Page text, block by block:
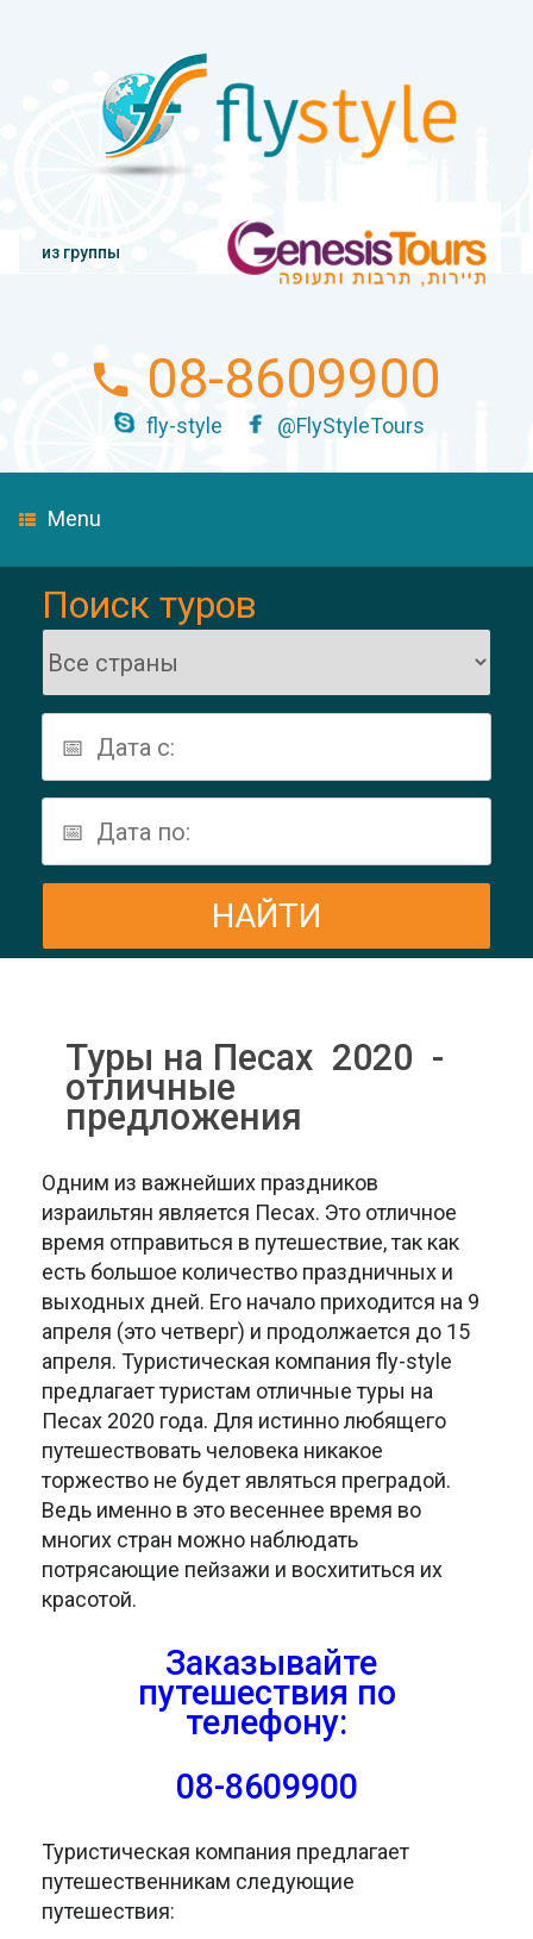
из группы
08-8609900
fly-style @FlyStyleTours
Menu
Поиск туров
Туры на Песах 2020 -
отличные
предложения
Одним из важнейших праздников
израильтян является Песах. Это отличное
время отправиться в путешествие, так как
есть большое количество праздничных и
выходных дней. Его начало приходится на 9
апреля (это четверг) и продолжается до 15
апреля. Туристическая компания fly-style
предлагает туристам отличные туры на
Песах 2020 года. Для истинно любящего
путешествовать человека никакое
торжество не будет являться преградой.
Ведь именно в это весеннее время во
многих стран можно наблюдать
потрясающие пейзажи и восхититься их
красотой.
Заказывайте
путешествия по
телефону:
08-8609900
Туристическая компания предлагает
путешественникам следующие
путешествия: